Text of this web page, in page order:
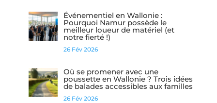
Événementiel en Wallonie :
Pourquoi Namur possède le
meilleur loueur de matériel (et
notre fierté !)
26 Fév 2026
Où se promener avec une
poussette en Wallonie ? Trois idées
de balades accessibles aux familles
26 Fév 2026